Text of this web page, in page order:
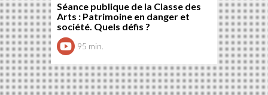
Séance publique de la Classe des
Arts : Patrimoine en danger et
société. Quels défis ?
95 min.